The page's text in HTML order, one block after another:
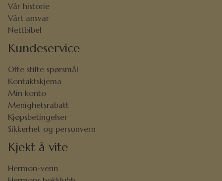
Vår historie
Vårt ansvar
Nettbibel
Kundeservice
Ofte stilte spørsmål
Kontaktskjema
Min konto
Menighetsrabatt
Kjøpsbetingelser
Sikkerhet og personvern
Kjekt å vite
Hermon-venn